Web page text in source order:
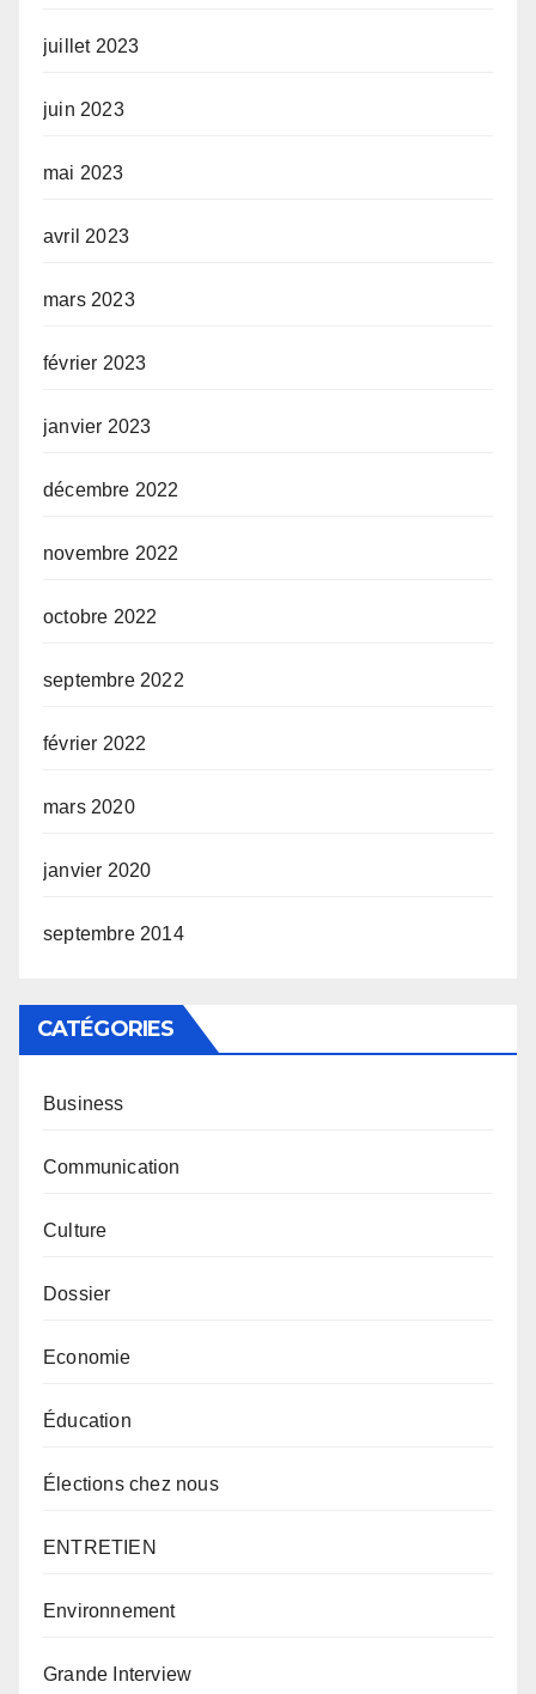
juillet 2023
juin 2023
mai 2023
avril 2023
mars 2023
février 2023
janvier 2023
décembre 2022
novembre 2022
octobre 2022
septembre 2022
février 2022
mars 2020
janvier 2020
septembre 2014
CATÉGORIES
Business
Communication
Culture
Dossier
Economie
Éducation
Élections chez nous
ENTRETIEN
Environnement
Grande Interview